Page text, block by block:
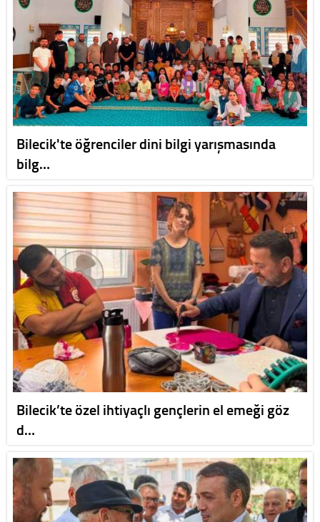
Bilecik'te öğrenciler dini bilgi yarışmasında
bilg…
Bilecik’te özel ihtiyaçlı gençlerin el emeği göz
d…